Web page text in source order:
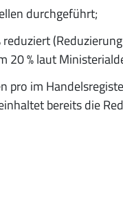
durchgeführt;
20 % laut
im
bereits die